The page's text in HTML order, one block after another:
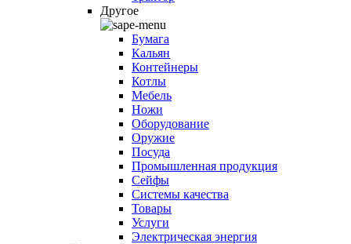
Другое
Бумага
Кальян
Контейнеры
Котлы
Мебель
Ножи
Оборудование
Оружие
Посуда
Промышленная продукция
Сейфы
Системы качества
Товары
Услуги
Электрическая энергия